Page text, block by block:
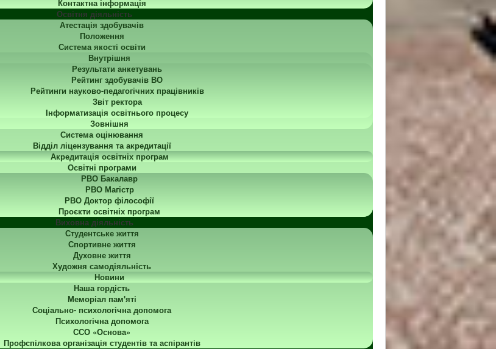
Контактна інформація
Освітня діяльність
Атестація здобувачів
Положення
Система якості освіти
Внутрішня
Результати анкетувань
Рейтинг здобувачів ВО
Рейтинги науково-педагогічних працівників
Звіт ректора
Інформатизація освітнього процесу
Зовнішня
Система оцінювання
Відділ ліцензування та акредитації
Акредитація освітніх програм
Освітні програми
РВО Бакалавр
РВО Магістр
РВО Доктор філософії
Проєкти освітніх програм
Виховна діяльність
Студентське життя
Спортивне життя
Духовне життя
Художня самодіяльність
Новини
Наша гордість
Меморіал пам'яті
Соціально- психологічна допомога
Психологічна допомога
ССО «Основа»
Профспілкова організація студентів та аспірантів